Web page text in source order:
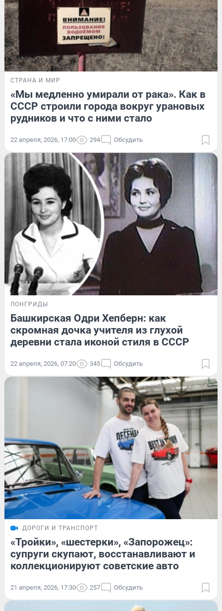
СТРАНА И МИР
«Мы медленно умирали от рака». Как в
СССР строили города вокруг урановых
рудников и что с ними стало
22 апреля, 2026, 17:00 294 Обсудить
ЛОНГРИДЫ
Башкирская Одри Хепберн: как
скромная дочка учителя из глухой
деревни стала иконой стиля в СССР
22 апреля, 2026, 07:20 345 Обсудить
ДОРОГИ И ТРАНСПОРТ
«Тройки», «шестерки», «Запорожец»:
супруги скупают, восстанавливают и
коллекционируют советские авто
21 апреля, 2026, 17:30 257 Обсудить